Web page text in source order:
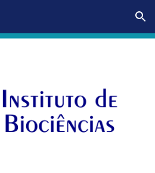
Skip to navigation